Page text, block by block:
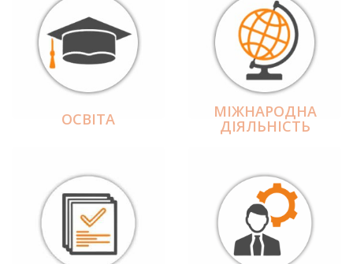
ОСВІТА МІЖНАРОДНА
ДІЯЛЬНІCТЬ